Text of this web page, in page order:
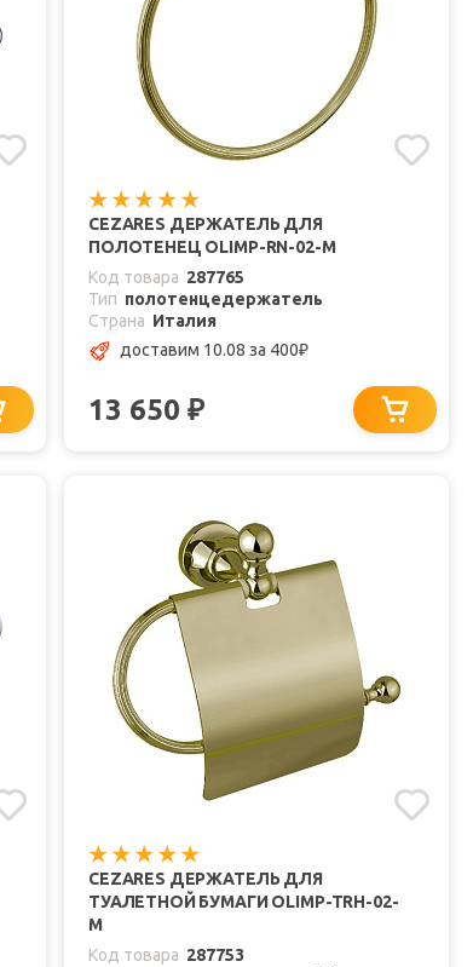
CEZARES ДЕРЖАТЕЛЬ ДЛЯ
ПОЛОТЕНЕЦ OLIMP-RN-02-M
Код товара 287765
Тип полотенцедержатель
Страна Италия
доставим 10.08 за 400₽
13 650 ₽
CEZARES ДЕРЖАТЕЛЬ ДЛЯ
ТУАЛЕТНОЙ БУМАГИ OLIMP-TRH-02-
M
Код товара 287753